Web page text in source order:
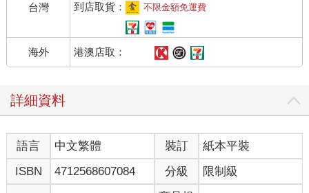
台灣
到店取貨：
不限金額免運費
海外 港澳店取：
詳細資料
語言 中文繁體 裝訂
紙本平裝
ISBN
4712568607084 分級 限制級